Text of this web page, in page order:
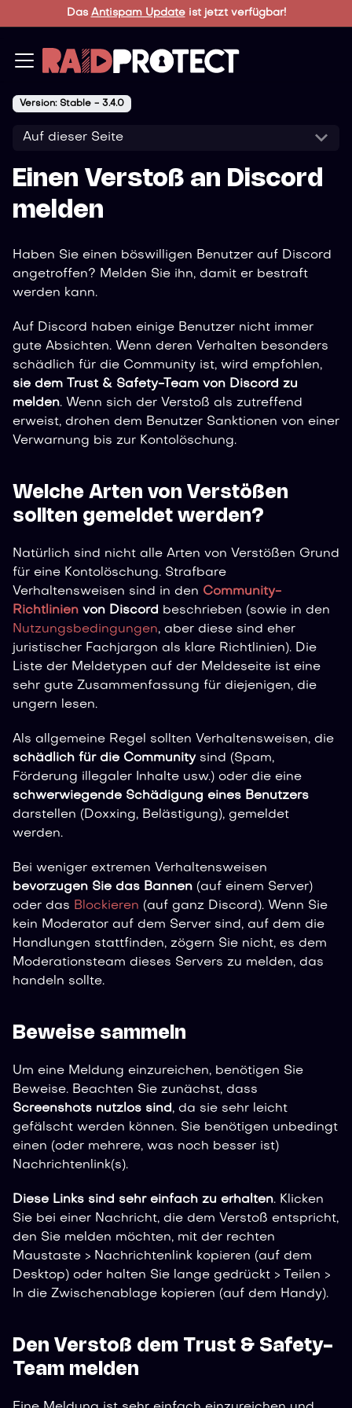
Das Antispam Updateist jetzt verfügbar!
Version: Stable - 3.4.0
Auf dieser Seite
Einen Verstoß an Discord
melden
Haben Sie einen böswilligen Benutzer auf Discord
angetroffen? Melden Sie ihn, damit er bestraft
werden kann.
Auf Discord haben einige Benutzer nicht immer
gute Absichten. Wenn deren Verhalten besonders
schädlich für die Community ist, wird empfohlen,
sie dem Trust & Safety-Team von Discord zu
melden. Wenn sich der Verstoß als zutreffend
erweist, drohen dem Benutzer Sanktionen von einer
Verwarnung bis zur Kontolöschung.
Welche Arten von Verstößen
sollten gemeldet werden?
Natürlich sind nicht alle Arten von Verstößen Grund
für eine Kontolöschung. Strafbare
Verhaltensweisen sind in den Community-
Richtlinien von Discord beschrieben (sowie in den
Nutzungsbedingungen, aber diese sind eher
juristischer Fachjargon als klare Richtlinien). Die
Liste der Meldetypen auf der Meldeseite ist eine
sehr gute Zusammenfassung für diejenigen, die
ungern lesen.
Als allgemeine Regel sollten Verhaltensweisen, die
schädlich für die Communitysind (Spam,
Förderung illegaler Inhalte usw.) oder die eine
schwerwiegende Schädigung eines Benutzers
darstellen (Doxxing, Belästigung), gemeldet
werden.
Bei weniger extremen Verhaltensweisen
bevorzugen Sie das Bannen (auf einem Server)
oder das Blockieren (auf ganz Discord). Wenn Sie
kein Moderator auf dem Server sind, auf dem die
Handlungen stattfinden, zögern Sie nicht, es dem
Moderationsteam dieses Servers zu melden, das
handeln sollte.
Beweise sammeln
Um eine Meldung einzureichen, benötigen Sie
Beweise. Beachten Sie zunächst, dass
Screenshots nutzlos sind, da sie sehr leicht
gefälscht werden können. Sie benötigen unbedingt
einen (oder mehrere, was noch besser ist)
Nachrichtenlink(s).
Diese Links sind sehr einfach zu erhalten. Klicken
Sie bei einer Nachricht, die dem Verstoß entspricht,
den Sie melden möchten, mit der rechten
Maustaste > Nachrichtenlink kopieren (auf dem
Desktop) oder halten Sie lange gedrückt > Teilen >
In die Zwischenablage kopieren (auf dem Handy).
Den Verstoß dem Trust & Safety-
Team melden